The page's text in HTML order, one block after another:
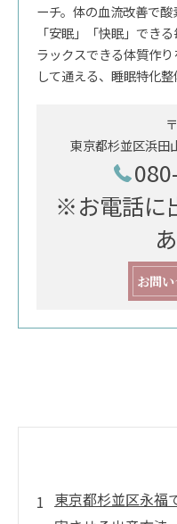
ーチ。体の血流改善で
「安眠」「快眠」でき
ラックスできる体質作
して通える、睡眠特化整
東京都杉並区浜田
※お電話に
お問
東京都杉並区永福